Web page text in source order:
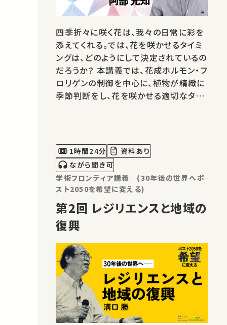
四季折々に咲く花は、我々の日常に彩を
添えてくれる。では、花を咲かせるタイミ
ングは、どのようにして決定されているの
だろうか？ 本講義では、花成ホルモン・フ
ロリゲンの制御を中心に、植物が精緻に
季節判断をし、花を咲かせる適切なタイ
のシェアが、ほかの誰かの学びに繋がる
かもしれません。 お気に…
1時間24分
資料あり
ながら聞き可
学術フロンティア講義 (30年後の世界へ――ポ
スト2050を希望に変える)
第2回 レジリエンスと地域の
復興